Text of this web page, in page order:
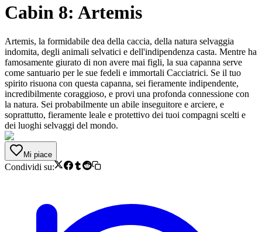
Cabin 8: Artemis
Artemis, la formidabile dea della caccia, della natura selvaggia
indomita, degli animali selvatici e dell'indipendenza casta. Mentre ha
famosamente giurato di non avere mai figli, la sua capanna serve
come santuario per le sue fedeli e immortali Cacciatrici. Se il tuo
spirito risuona con questa capanna, sei fieramente indipendente,
incredibilmente coraggioso, e provi una profonda connessione con
la natura. Sei probabilmente un abile inseguitore e arciere, e
soprattutto, fieramente leale e protettivo dei tuoi compagni scelti e
dei luoghi selvaggi del mondo.
Mi piace
Condividi su: